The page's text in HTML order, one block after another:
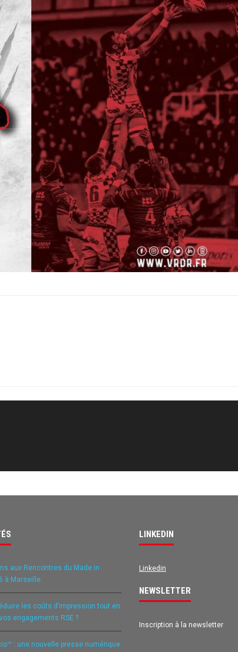
aux Rencontres du Made in
à Marseille
les coûts d’impression tout en
engagements RSE ?
: une nouvelle presse numérique
LINKEDIN
Linkedin
NEWSLETTER
Inscription à la newsletter